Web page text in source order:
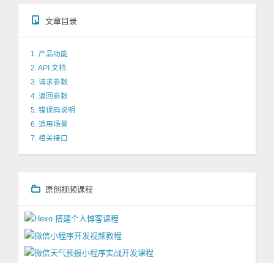
文章目录
1. 产品功能
2. API 文档
3. 请求参数
4. 返回参数
5. 错误码说明
6. 适用场景
7. 相关接口
原创视频课程